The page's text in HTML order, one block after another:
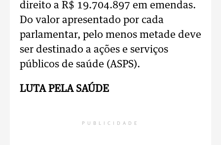
direito a R$ 19.704.897 em emendas.
Do valor apresentado por cada
parlamentar, pelo menos metade deve
ser destinado a ações e serviços
públicos de saúde (ASPS).
LUTA PELA SAÚDE
PUBLICIDADE